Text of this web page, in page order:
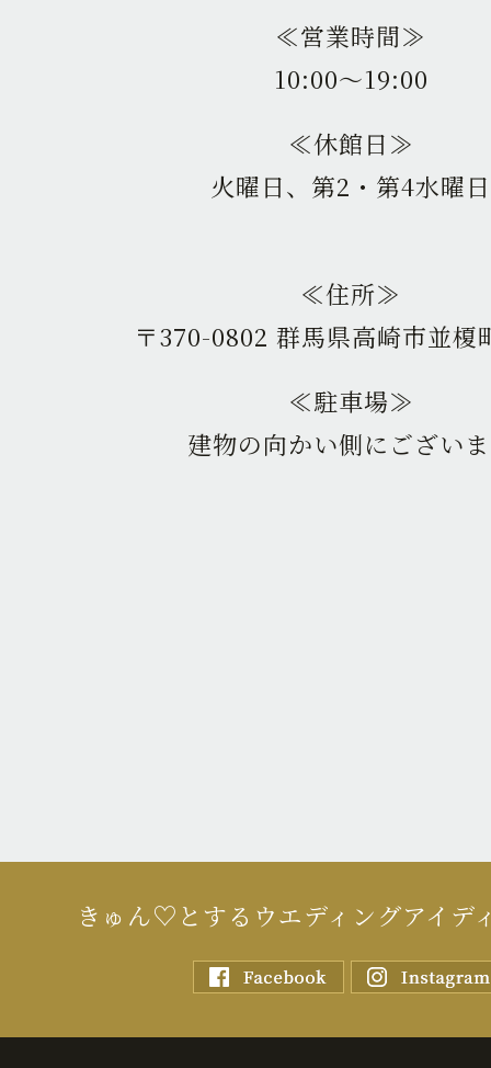
≪営業時間≫
10:00〜19:00
≪休館日≫
火曜日、第2・第4水曜日
≪住所≫
〒370-0802 群馬県高崎市並榎
≪駐車場≫
建物の向かい側にござい
きゅん♡とするウエディングアイデ